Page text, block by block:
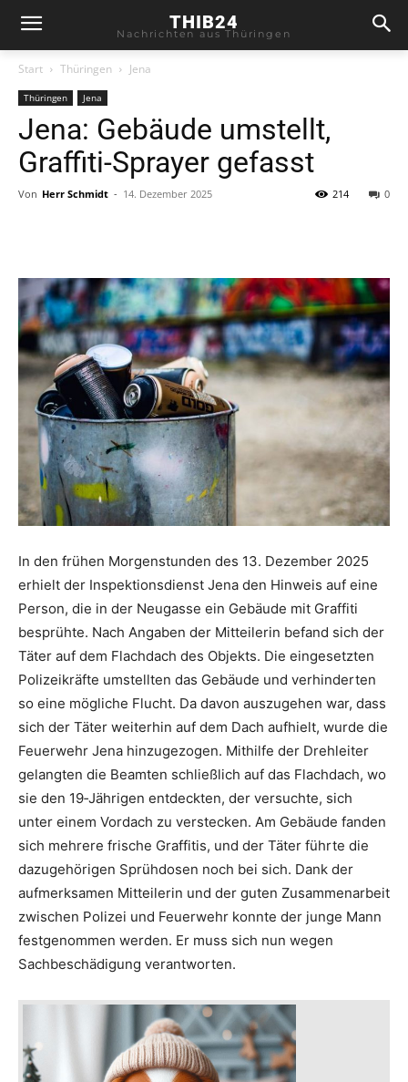
THIB24
Nachrichten aus Thüringen
Start Thüringen Jena
Thüringen Jena
Jena: Gebäude umstellt,
Graffiti-Sprayer gefasst
Von Herr Schmidt - 14. Dezember 2025 0
214
In den frühen Morgenstunden des 13. Dezember 2025
erhielt der Inspektionsdienst Jena den Hinweis auf eine
Person, die in der Neugasse ein Gebäude mit Graffiti
besprühte. Nach Angaben der Mitteilerin befand sich der
Täter auf dem Flachdach des Objekts. Die eingesetzten
Polizeikräfte umstellten das Gebäude und verhinderten
so eine mögliche Flucht. Da davon auszugehen war, dass
sich der Täter weiterhin auf dem Dach aufhielt, wurde die
Feuerwehr Jena hinzugezogen. Mithilfe der Drehleiter
gelangten die Beamten schließlich auf das Flachdach, wo
sie den 19‑Jährigen entdeckten, der versuchte, sich
unter einem Vordach zu verstecken. Am Gebäude fanden
sich mehrere frische Graffitis, und der Täter führte die
dazugehörigen Sprühdosen noch bei sich. Dank der
aufmerksamen Mitteilerin und der guten Zusammenarbeit
zwischen Polizei und Feuerwehr konnte der junge Mann
festgenommen werden. Er muss sich nun wegen
Sachbeschädigung verantworten.